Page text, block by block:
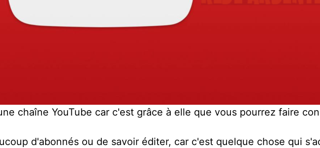
chaîne YouTube car c'est grâce à elle que vous pourrez faire
d'abonnés ou de savoir éditer, car c'est quelque chose qui